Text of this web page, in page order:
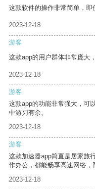
这款软件的操作非常简单，即
2023-12-18
游客
这款app的用户群体非常庞大
2023-12-18
游客
这款app的功能非常强大，可
中游刃有余。
2023-12-18
游客
这款加速器app简直是居家旅
作办公，都能畅享高速网络，
2023-12-18